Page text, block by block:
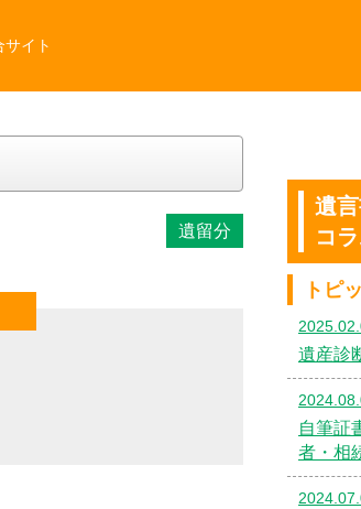
イト
遺留分
遺
コ
トピ
遺産診
自筆証
者・相